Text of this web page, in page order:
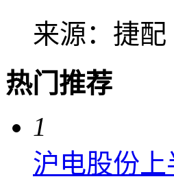
来源：捷配
热门推荐
1
沪电股份上